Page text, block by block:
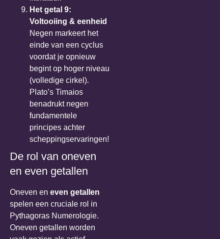
Het getal 9:
Voltooiing & eenheid
Negen markeert het
einde van een cyclus
voordat je opnieuw
begint op hoger niveau
(volledige cirkel).
Plato’s Timaios
benadrukt negen
fundamentele
principes achter
scheppingservaringen!
De rol van oneven
en even getallen
Oneven en even getallen
spelen een cruciale rol in
Pythagoras Numerologie.
Oneven getallen worden